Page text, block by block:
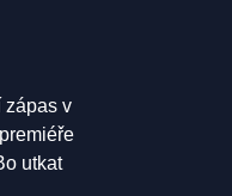
zápas v
utkat